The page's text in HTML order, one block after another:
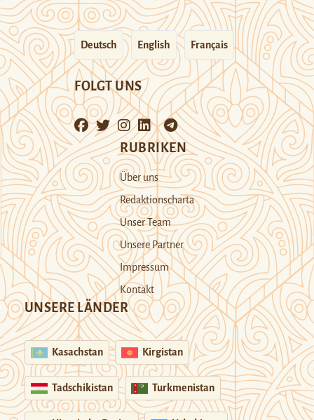
Deutsch English Français
FOLGT UNS
RUBRIKEN
Über uns
Redaktionscharta
Unser Team
Unsere Partner
Impressum
Kontakt
UNSERE LÄNDER
Kasachstan Kirgistan
Tadschikistan Turkmenistan